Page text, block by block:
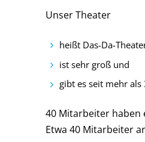
Unser Theater
heißt Das-Da-
ist sehr groß und
gibt es seit mehr als
40 Mitarbeiter haben
Etwa 40 Mitarbeiter